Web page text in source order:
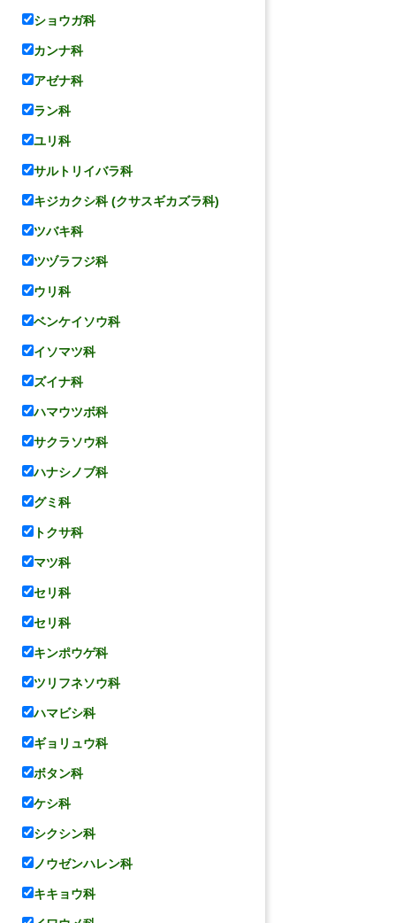
ショウガ科
カンナ科
アゼナ科
ラン科
ユリ科
サルトリイバラ科
キジカクシ科 (クサスギカズラ科)
ツバキ科
ツヅラフジ科
ウリ科
ベンケイソウ科
イソマツ科
ズイナ科
ハマウツボ科
サクラソウ科
ハナシノブ科
グミ科
トクサ科
マツ科
セリ科
セリ科
キンポウゲ科
ツリフネソウ科
ハマビシ科
ギョリュウ科
ボタン科
ケシ科
シクシン科
ノウゼンハレン科
キキョウ科